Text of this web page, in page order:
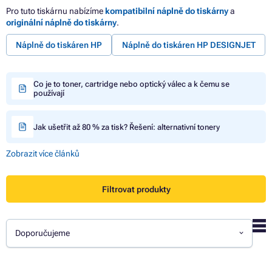
Pro tuto tiskárnu nabízíme kompatibilní náplně do tiskárnya
originální náplně do tiskárny.
Náplně do tiskáren HP Náplně do tiskáren HP DESIGNJET
Co je to toner, cartridge nebo optický válec a k čemu se
používají
Jak ušetřit až 80 % za tisk? Řešení: alternativní tonery
Zobrazit více článků
Filtrovat produkty
Doporučujeme